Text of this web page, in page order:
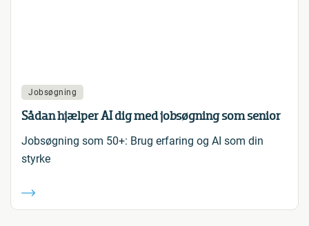
Jobsøgning
Sådan hjælper AI dig med jobsøgning som senior
Jobsøgning som 50+: Brug erfaring og AI som din
styrke